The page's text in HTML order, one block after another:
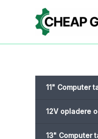
11" Computer
12V opladere
13" Computer